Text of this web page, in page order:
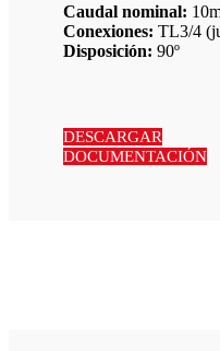
Caudal nominal:
Conexiones: TL3/4
Disposición: 90º
DESCARGAR
DOCUMENTACIÓN